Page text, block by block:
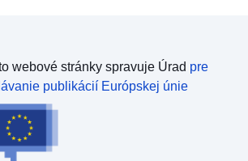
webové stránky spravuje Úrad pre
publikácií Európskej únie